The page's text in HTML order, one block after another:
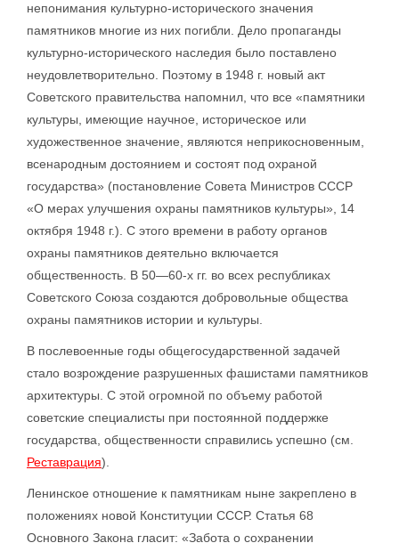
непонимания культурно-исторического значения
памятников многие из них погибли. Дело пропаганды
культурно-исторического наследия было поставлено
неудовлетворительно. Поэтому в 1948 г. новый акт
Советского правительства напомнил, что все «памятники
культуры, имеющие научное, историческое или
художественное значение, являются неприкосновенным,
всенародным достоянием и состоят под охраной
государства» (постановление Совета Министров СССР
«О мерах улучшения охраны памятников культуры», 14
октября 1948 г.). С этого времени в работу органов
охраны памятников деятельно включается
общественность. В 50—60-х гг. во всех республиках
Советского Союза создаются добровольные общества
охраны памятников истории и культуры.
В послевоенные годы общегосударственной задачей
стало возрождение разрушенных фашистами памятников
архитектуры. С этой огромной по объему работой
советские специалисты при постоянной поддержке
государства, общественности справились успешно (см.
Реставрация).
Ленинское отношение к памятникам ныне закреплено в
положениях новой Конституции СССР. Статья 68
Основного Закона гласит: «Забота о сохранении